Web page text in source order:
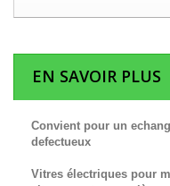
EN SAVOIR PLUS
Convient pour un
defectueux
Vitres électriques pour